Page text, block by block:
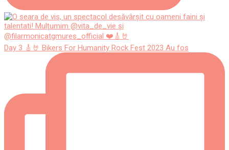
Day 3 🎸🤘 Bikers For Humanity Rock Fest 2023 Au fos